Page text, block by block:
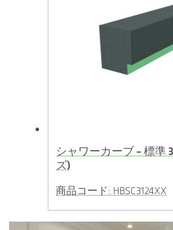
シャワーカーブ – 標準
ズ)
商品コード: HBSC3124XX